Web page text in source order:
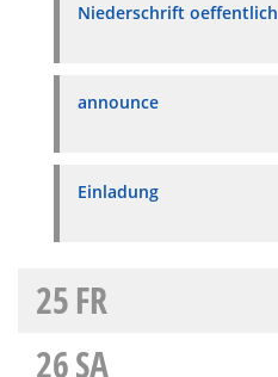
Niederschrift oeffentlich
announce
Einladung
25FR
26SA